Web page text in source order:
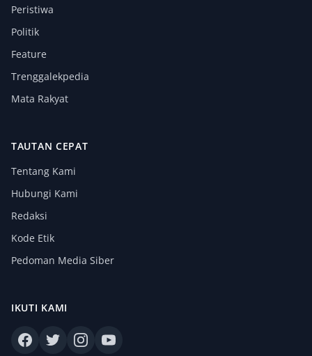
Peristiwa
Politik
Feature
Trenggalekpedia
Mata Rakyat
TAUTAN CEPAT
Tentang Kami
Hubungi Kami
Redaksi
Kode Etik
Pedoman Media Siber
IKUTI KAMI